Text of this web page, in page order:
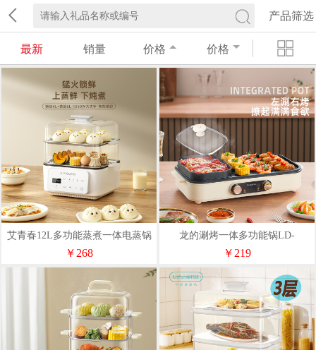
产品筛选
最新 销量 价格 价格
艾青春12L多功能蒸煮一体电蒸锅
AI-Z53
￥268
龙的涮烤一体多功能锅LD-
KK1513
￥219